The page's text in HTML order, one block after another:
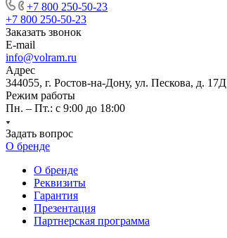
+7 800 250-50-23
+7 800 250-50-23
Заказать звонок
E-mail
info@volram.ru
Адрес
344055, г. Ростов-на-Дону, ул. Пескова, д. 17Д
Режим работы
Пн. – Пт.: с 9:00 до 18:00
Задать вопрос
О бренде
О бренде
Реквизиты
Гарантия
Презентация
Партнерская программа